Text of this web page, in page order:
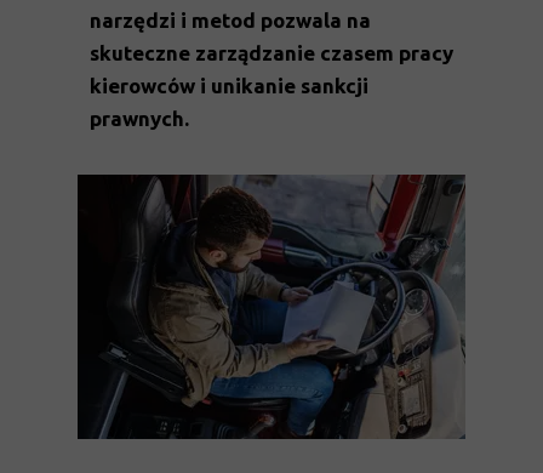
narzędzi i metod pozwala na
skuteczne zarządzanie czasem pracy
kierowców i unikanie sankcji
prawnych.